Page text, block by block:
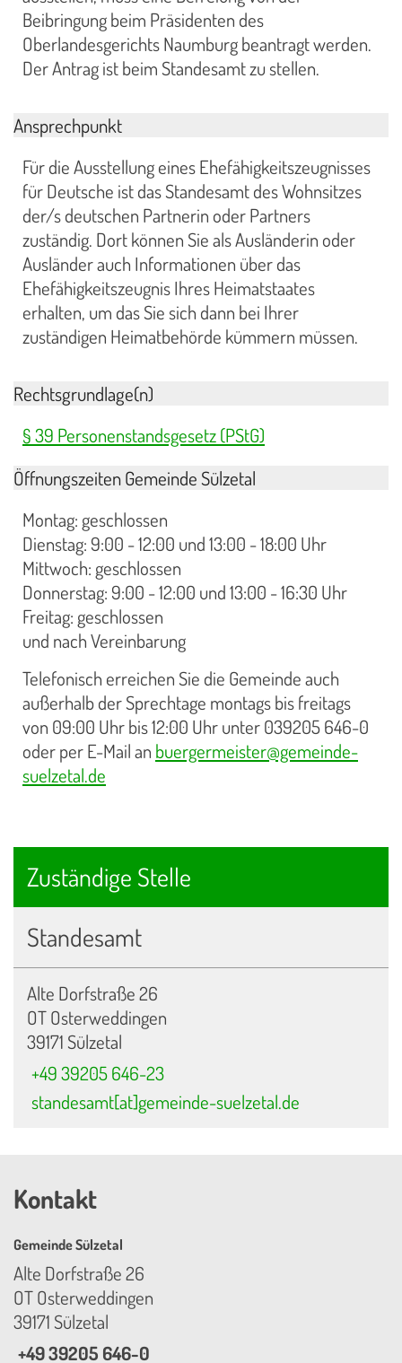
Beibringung beim Präsidenten des
Oberlandesgerichts Naumburg beantragt werden.
Der Antrag ist beim Standesamt zu stellen.
Ansprechpunkt
Für die Ausstellung eines Ehefähigkeitszeugnisses
für Deutsche ist das Standesamt des Wohnsitzes
der/s deutschen Partnerin oder Partners
zuständig. Dort können Sie als Ausländerin oder
Ausländer auch Informationen über das
Ehefähigkeitszeugnis Ihres Heimatstaates
erhalten, um das Sie sich dann bei Ihrer
zuständigen Heimatbehörde kümmern müssen.
Rechtsgrundlage(n)
§ 39 Personenstandsgesetz (PStG)
Öffnungszeiten Gemeinde Sülzetal
Montag: geschlossen
Dienstag: 9:00 - 12:00 und 13:00 - 18:00 Uhr
Mittwoch: geschlossen
Donnerstag: 9:00 - 12:00 und 13:00 - 16:30 Uhr
Freitag: geschlossen
und nach Vereinbarung
Telefonisch erreichen Sie die Gemeinde auch
außerhalb der Sprechtage montags bis freitags
von 09:00 Uhr bis 12:00 Uhr unter 039205 646-0
oder per E-Mail an buergermeister@gemeinde-
suelzetal.de
Zuständige Stelle
Standesamt
Alte Dorfstraße 26
OT Osterweddingen
39171 Sülzetal
+49 39205 646-23
standesamt[at]gemeinde-suelzetal.de
Kontakt
Gemeinde Sülzetal
Alte Dorfstraße 26
OT Osterweddingen
39171 Sülzetal
+49 39205 646-0